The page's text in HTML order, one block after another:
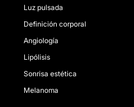
Luz pulsada
Definición corporal
Angiología
Lipólisis
Sonrisa estética
Melanoma